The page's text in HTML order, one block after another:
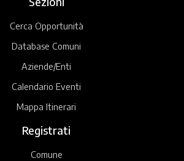
Cerca Opportunità
Database Comuni
Aziende/Enti
Calendario Eventi
Mappa Itinerari
Registrati
Comune